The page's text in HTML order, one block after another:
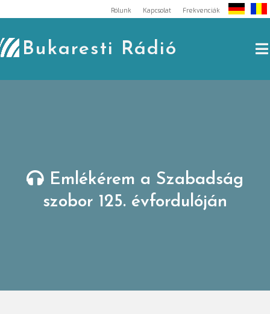
to
content
Rólunk Kapcsolat Frekvenciák
Bukaresti Rádió
Emlékérem a Szabadság
szobor 125. évfordulóján